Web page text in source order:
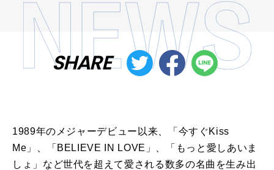
SHARE
1989年のメジャーデビュー以来、「今すぐKiss
Me」、「BELIEVE IN LOVE」、「もっと愛しあいま
しょ」など世代を超えて愛される数多の名曲を生み出